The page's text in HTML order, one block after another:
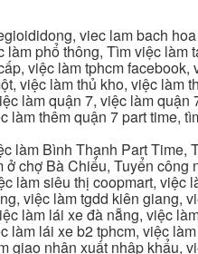
viec lam bach
phổ thông, Tìm việc làm
việc làm tphcm facebook,
việc làm thủ kho, việc làm
làm quận 7, việc làm quận
thêm quận 7 part time,
làm Bình Thạnh Part Time,
chợ Bà Chiểu, Tuyển công
làm siêu thị coopmart, việc
việc làm tgdd kiên giang,
làm lái xe đà nẵng, việc
làm lái xe b2 tphcm, việc
giao nhận xuất nhập khẩu,